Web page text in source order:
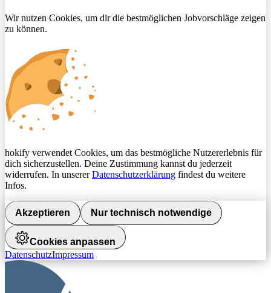
Wir nutzen Cookies, um dir die bestmöglichen Jobvorschläge zeigen
zu können.
hokify verwendet Cookies, um das bestmögliche Nutzererlebnis für
dich sicherzustellen. Deine Zustimmung kannst du jederzeit
widerrufen. In unsererDatenschutzerklärung findest du weitere
Infos.
Akzeptieren Nur technisch notwendige
Cookies anpassen
DatenschutzImpressum